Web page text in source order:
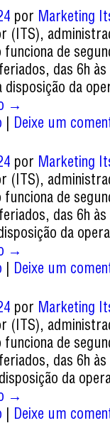
por Marketing
(ITS),
de
das 6h
da
→
| Deixe um
por Marketing
(ITS),
de
das 6h
da
→
| Deixe um
por Marketing
(ITS),
de
das 6h
da
→
| Deixe um